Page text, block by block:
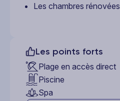
Les chambres rénovées
Les points forts
Plage en accès direct
Piscine
Spa